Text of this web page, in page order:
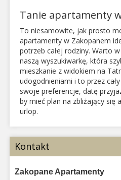
Tanie apartamenty
To niesamowite, jak prosto
apartamenty w Zakopanem
potrzeb całej rodziny. Warto
naszą wyszukiwarkę, która
mieszkanie z widokiem na
udogodnieniami i to przez
swoje preferencje, datę
by mieć plan na zbliżający się
urlop.
Kontakt
Zakopane Apartamenty